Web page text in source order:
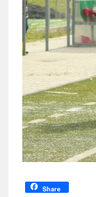
Share